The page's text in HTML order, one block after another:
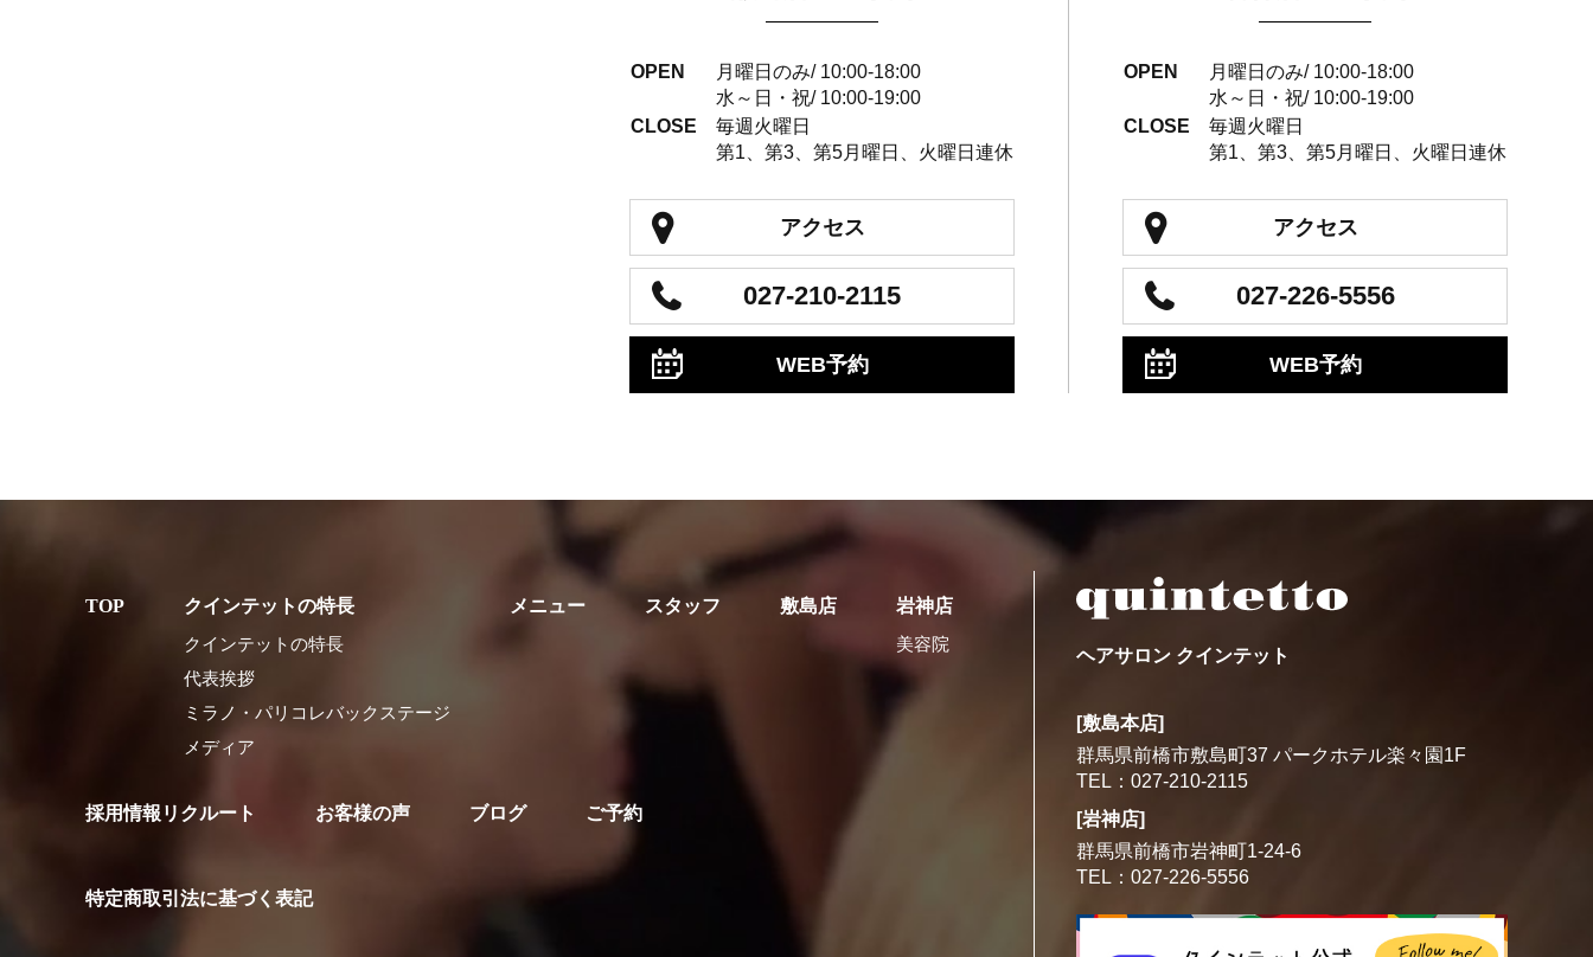
OPEN
月曜日のみ/ 10:00-18:00
水～日・祝/ 10:00-19:00
CLOSE
毎週火曜日
第1、第3、第5月曜日、火曜日連休
アクセス
027-210-2115
WEB予約
OPEN
月曜日のみ/ 10:00-18:00
水～日・祝/ 10:00-19:00
CLOSE
毎週火曜日
第1、第3、第5月曜日、火曜日連休
アクセス
027-226-5556
WEB予約
クインテットの特長
クインテットの特長
代表挨拶
ミラノ・パリコレバックステージ
メディア
メニュー スタッフ 敷島店
岩神店
美容院
採用情報リクルート お客様の声 ブログ ご予約
特定商取引法に基づく表記
ヘアサロン クインテット
[敷島本店]
群馬県前橋市敷島町37 パークホテル楽々園1F
TEL：027-210-2115
[岩神店]
群馬県前橋市岩神町1-24-6
TEL：027-226-5556